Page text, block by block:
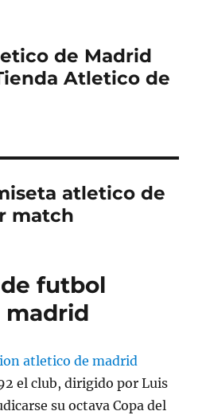
de Madrid
Atletico de
atletico de
match
futbol
madrid
el club, dirigido por Luis
su octava Copa del